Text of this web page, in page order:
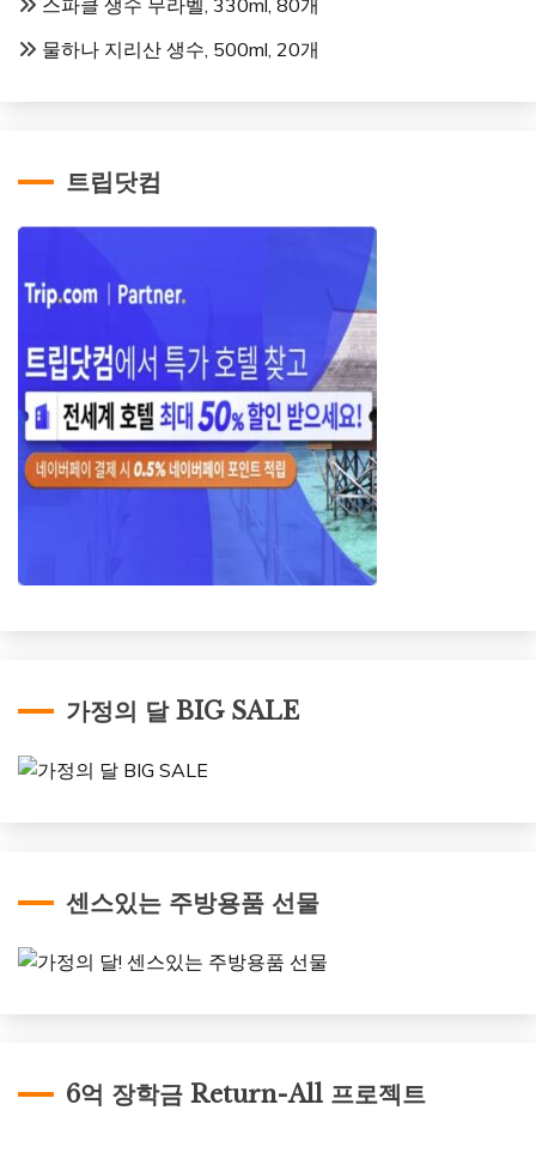
물하나 지리산 생수, 500ml, 20개
트립닷컴
가정의 달 BIG SALE
센스있는 주방용품 선물
6억 장학금 Return-All 프로젝트